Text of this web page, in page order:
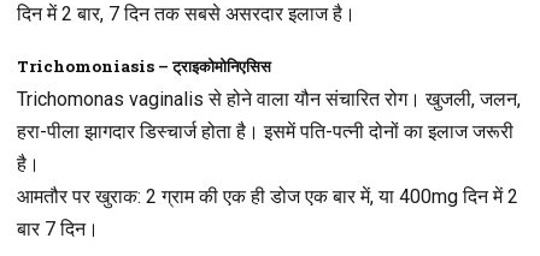
दिन में 2 बार, 7 दिन तक सबसे असरदार इलाज है।
Trichomoniasis – ट्राइकोमोनिएसिस
Trichomonas vaginalis से होने वाला यौन संचारित रोग। खुजली, जलन,
हरा-पीला झागदार डिस्चार्ज होता है। इसमें पति-पत्नी दोनों का इलाज जरूरी
है।
आमतौर पर खुराक: 2 ग्राम की एक ही डोज एक बार में, या 400mg दिन में 2
बार 7 दिन।